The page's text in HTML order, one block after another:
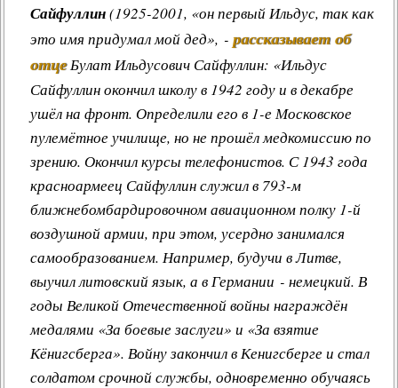
Сайфуллин(1925-2001, «он первый Ильдус, так как
это имя придумал мой дед», - рассказывает об
отцеБулат Ильдусович Сайфуллин: «Ильдус
Сайфуллин окончил школу в 1942 году и в декабре
ушёл на фронт. Определили его в 1-е Московское
пулемётное училище, но не прошёл медкомиссию по
зрению. Окончил курсы телефонистов. С 1943 года
красноармеец Сайфуллин служил в 793-м
ближнебомбардировочном авиационном полку 1-й
воздушной армии, при этом, усердно занимался
самообразованием. Например, будучи в Литве,
выучил литовский язык, а в Германии - немецкий. В
годы Великой Отечественной войны награждён
медалями «За боевые заслуги» и «За взятие
Кёнигсберга». Войну закончил в Кенигсберге и стал
солдатом срочной службы, одновременно обучаясь